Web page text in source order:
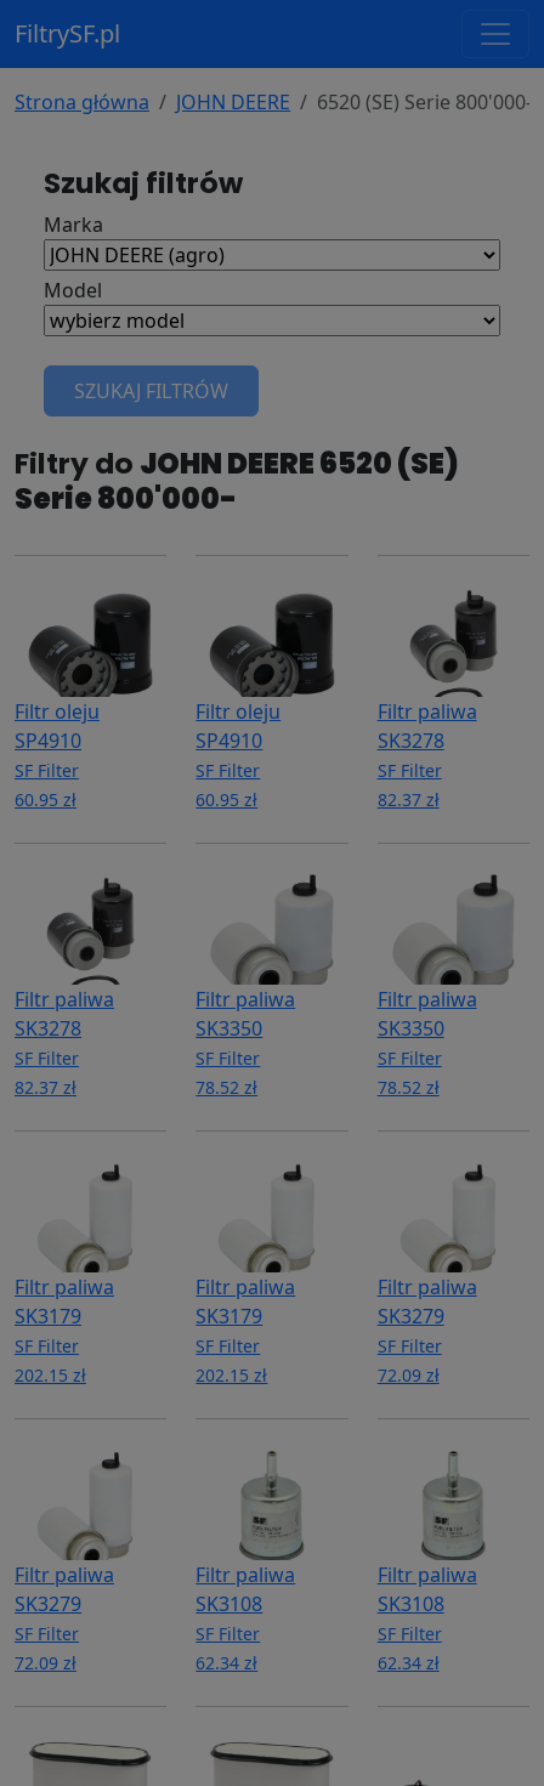
FiltrySF.pl
Strona główna JOHN DEERE 6520 (SE) Serie 800'000-
Szukaj filtrów
Marka
Model
SZUKAJ FILTRÓW
Filtry do JOHN DEERE 6520 (SE)
Serie 800'000-
Filtr oleju
SP4910
SF Filter
60.95 zł
Filtr oleju
SP4910
SF Filter
60.95 zł
Filtr paliwa
SK3278
SF Filter
82.37 zł
Filtr paliwa
SK3278
SF Filter
82.37 zł
Filtr paliwa
SK3350
SF Filter
78.52 zł
Filtr paliwa
SK3350
SF Filter
78.52 zł
Filtr paliwa
SK3179
SF Filter
202.15 zł
Filtr paliwa
SK3179
SF Filter
202.15 zł
Filtr paliwa
SK3279
SF Filter
72.09 zł
Filtr paliwa
SK3279
SF Filter
72.09 zł
Filtr paliwa
SK3108
SF Filter
62.34 zł
Filtr paliwa
SK3108
SF Filter
62.34 zł